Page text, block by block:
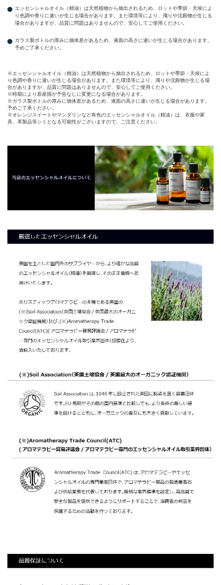
エッセンシャルオイル（精油）は天然植物から抽出されるため、ロットや季節・天候によ
り色調や香りに違いが生じる場合があります。また環境等により、濁りや沈殿物が生じる
場合がありますが、品質に問題はありませんので、安心してご使用ください。
ガラス製ボトルの厚みに個体差があるため、液面の高さに違いが生じる場合があります。
予めご了承ください。
※エッセンシャルオイル（精油）は天然植物から抽出されるため、ロットや季節・天候によ
り色調や香りに違いが生じる場合があります。また環境等により、濁りや沈殿物が生じる場
合がありますが、品質に問題はありませんので、安心してご使用ください。
※時期により原産国が予告なしに変更になる場合があります。
※ガラス製ボトルの厚みに個体差があるため、液面の高さに違いが生じる場合があります。
予めご了承ください。
※オレンジスイートやマンダリンなど有色のエッセンシャルオイル（精油）は、衣服や家
具、革製品等シミとなる可能性がございますので、ご注意ください。